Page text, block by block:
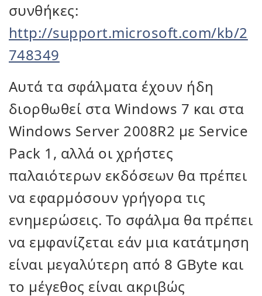
συνθήκες:
http://support.microsoft.com/kb/2
748349
Αυτά τα σφάλματα έχουν ήδη
διορθωθεί στα Windows 7 και στα
Windows Server 2008R2 με Service
Pack 1, αλλά οι χρήστες
παλαιότερων εκδόσεων θα πρέπει
να εφαρμόσουν γρήγορα τις
ενημερώσεις. Το σφάλμα θα πρέπει
να εμφανίζεται εάν μια κατάτμηση
είναι μεγαλύτερη από 8 GByte και
το μέγεθος είναι ακριβώς